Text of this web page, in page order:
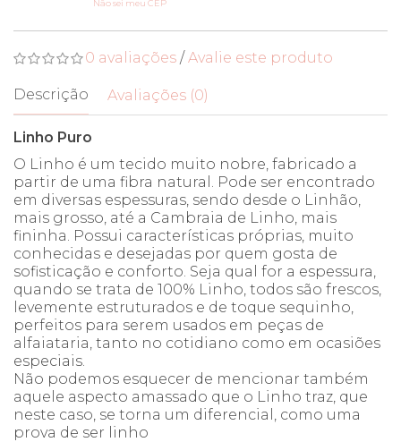
Não sei meu CEP
0 avaliações /Avalie este produto
Descrição Avaliações (0)
Linho Puro
O Linho é um tecido muito nobre, fabricado a
partir de uma fibra natural. Pode ser encontrado
em diversas espessuras, sendo desde o Linhão,
mais grosso, até a Cambraia de Linho, mais
fininha. Possui características próprias, muito
conhecidas e desejadas por quem gosta de
sofisticação e conforto. Seja qual for a espessura,
quando se trata de 100% Linho, todos são frescos,
levemente estruturados e de toque sequinho,
perfeitos para serem usados em peças de
alfaiataria, tanto no cotidiano como em ocasiões
especiais.
Não podemos esquecer de mencionar também
aquele aspecto amassado que o Linho traz, que
neste caso, se torna um diferencial, como uma
prova de ser linho